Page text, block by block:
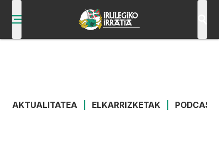
AKTUALITATEA ELKARRIZKETAK